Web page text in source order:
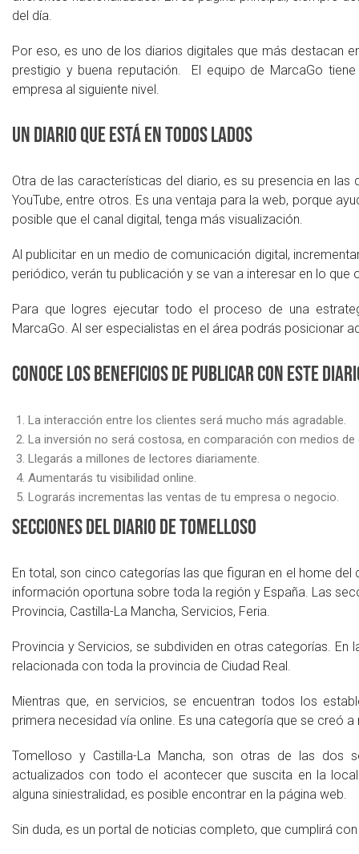
del día.
Por eso, es uno de los diarios digitales que más destacan
prestigio y buena reputación. El equipo de MarcaGo
empresa al siguiente nivel.
Un diario que está en todos lados
Otra de las características del diario, es su presencia en
YouTube, entre otros. Es una ventaja para la web, porque
posible que el canal digital, tenga más visualización.
Al publicitar en un medio de comunicación digital,
periódico, verán tu publicación y se van a interesar en lo que
Para que logres ejecutar todo el proceso de una
MarcaGo. Al ser especialistas en el área podrás posicionar
Conoce los beneficios de publicar con este
La interacción entre los clientes será mucho más agradable.
La inversión no será costosa, en comparación con medios
Llegarás a millones de lectores diariamente.
Aumentarás tu visibilidad online.
Lograrás incrementas las ventas de tu empresa o negocio.
Secciones del diario de Tomelloso
En total, son cinco categorías las que figuran en el home
información oportuna sobre toda la región y España. Las
Provincia, Castilla-La Mancha, Servicios, Feria.
Provincia y Servicios, se subdividen en otras categorías.
relacionada con toda la provincia de Ciudad Real.
Mientras que, en servicios, se encuentran todos los
primera necesidad vía online. Es una categoría que se creó
Tomelloso y Castilla-La Mancha, son otras de las dos
actualizados con todo el acontecer que suscita en la
alguna siniestralidad, es posible encontrar en la página web.
Sin duda, es un portal de noticias completo, que cumplirá